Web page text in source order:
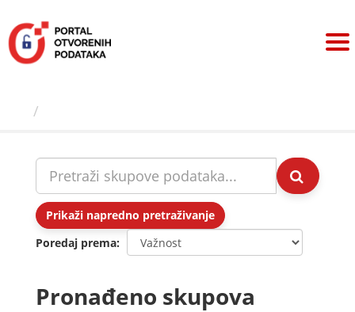
sadržaj
Prikaži napredno pretraživanje
Poredaj prema
Pronađeno skupova